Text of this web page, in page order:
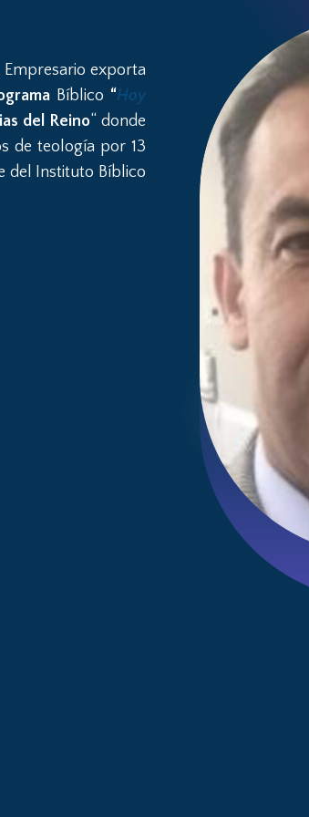
Empresario exporta
Bíblico “Hoy
del Reino“ donde
de teología por 13
del Instituto Bíblico